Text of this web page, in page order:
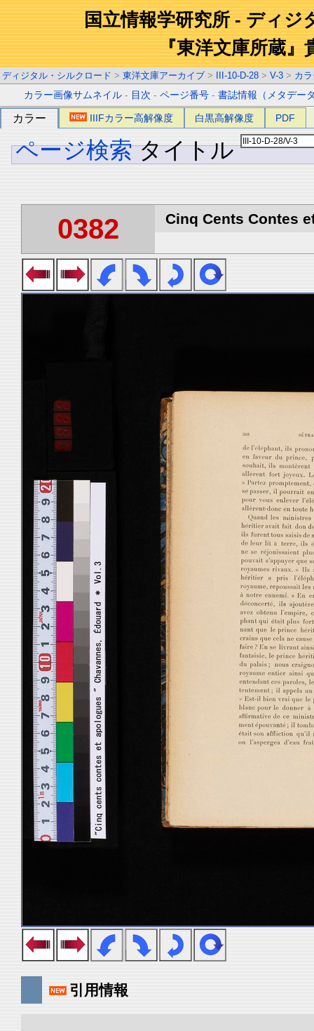
国立情報学研究所 - ディジ
『東洋文庫所蔵』
ディジタル・シルクロード > 東洋文庫アーカイブ > III-10-D-28 > V-3 > カ
カラー画像サムネイル - 目次 -ページ番号 -書誌情報（メタデー
カラー IIIFカラー高解像度 白黒高解像度 PDF
ページ検索 タイトル
0382 Cinq Cents Contes
引用情報